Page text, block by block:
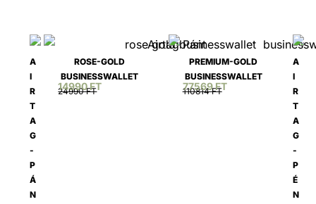
A
I
R
T
A
G
-
P
Á
N
ROSE-GOLD
BUSINESSWALLET
24990 FT
14990 FT
PREMIUM-GOLD
BUSINESSWALLET
110814 FT
77569 FT
A
I
R
T
A
G
-
P
É
N